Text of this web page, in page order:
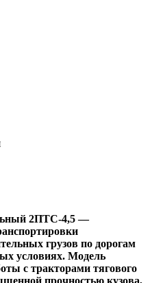
2ПТС-4,5—
грузов по дорогам
условиях. Модель
с тракторами тягового
прочностью кузова,